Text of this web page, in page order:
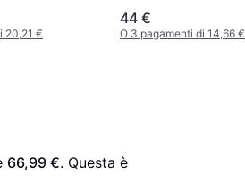
20,21 €
44 €
O 3 pagamenti di 14,66 €
66,99 €. Questa è